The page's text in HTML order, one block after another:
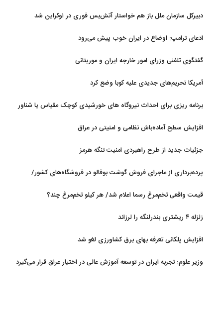
دبیرکل سازمان ملل باز هم خواستار آتش‌بس فوری در اوکراین شد
ادعای ترامپ: اوضاع در ایران خوب پیش می‌رود
گفتگوی تلفنی وزرای امور خارجه ایران و موریتانی
آمریکا تحریم‌های جدیدی علیه کوبا وضع کرد
برنامه ریزی برای احداث نیروگاه های خورشیدی کوچک مقیاس یا شناور
افزایش سطح آماده‌باش نظامی و امنیتی در عراق
جزئیات جدید از طرح راهبردی امنیت تنگه هرمز
پرده‌برداری از ماجرای فروش گوشت بوفالو در فروشگاه‌های کشور/
قیمت واقعی تخم‌مرغ رسما اعلام شد/ هر کیلو تخم‌مرغ چند؟
زلزله ۴ ریشتری بندرلنگه را لرزاند
افزایش پلکانی تعرفه بهای برق کشاورزی لغو شد
وزیر علوم: تجربه ایران در توسعه آموزش عالی در اختیار عراق قرار می‌گیرد